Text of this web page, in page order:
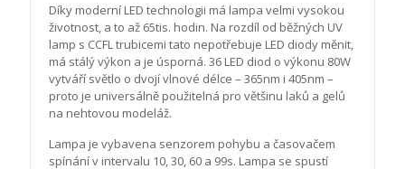
Díky moderní LED technologii má lampa velmi vysokou
životnost, a to až 65tis. hodin. Na rozdíl od běžných UV
lamp s CCFL trubicemi tato nepotřebuje LED diody měnit,
má stálý výkon a je úsporná. 36 LED diod o výkonu 80W
vytváří světlo o dvojí vlnové délce – 365nm i 405nm –
proto je universálně použitelná pro většinu laků a gelů
na nehtovou modeláž.
Lampa je vybavena senzorem pohybu a časovačem
spínání v intervalu 10, 30, 60 a 99s. Lampa se spustí